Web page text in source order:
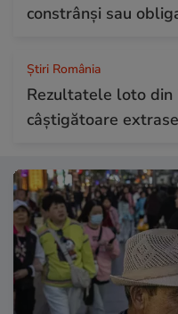
constrânși sau
Știri România
Rezultatele loto
câștigătoare